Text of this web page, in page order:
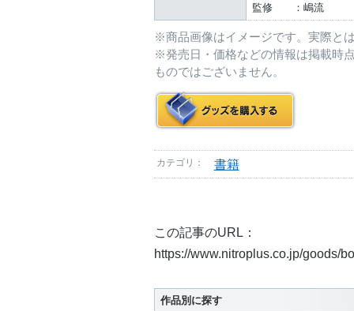
監修 ：嶋流
※商品画像はイメージです。実際と
※発売日・価格などの情報は掲載時
ものではございません。
カテゴリ： 書籍
この記事のURL：
https://www.nitroplus.co.jp/goods/
作品別に探す